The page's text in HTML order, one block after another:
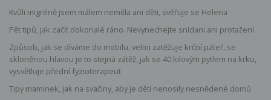
Kvůli migréně jsem málem neměla ani děti, svěřuje se Helena
Pět tipů, jak začít dokonalé ráno. Nevynechejte snídani ani protažení
Způsob, jak se díváme do mobilu, velmi zatěžuje krční páteř, se
skloněnou hlavou je to stejná zátěž, jak se 40 kilovým pytlem na krku,
vysvětluje přední fyzioterapeut
Tipy maminek, jak na svačiny, aby je děti nenosily nesnědené domů